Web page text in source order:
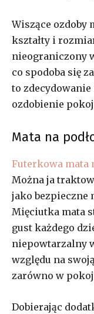
Wiszące ozdoby
kształty i
nieograniczony
co spodoba się
to
ozdobienie
Mata na
Futerkowa mata
Można ja
jako bezpieczne
Mięciutka mata
gust każdego
niepowtarzalny
względu na
zarówno w
Dobierając